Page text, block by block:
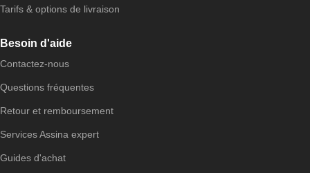
Besoin d'aide
Contactez-nous
Questions fréquentes
Retour et remboursement
Services Assina expert
Guides d'achat
Tarifs & options de livraison